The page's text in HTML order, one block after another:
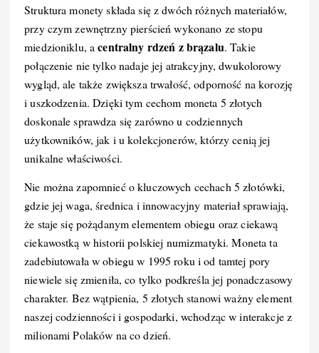
Struktura monety składa się z dwóch różnych materiałów,
przy czym zewnętrzny pierścień wykonano ze stopu
miedzioniklu, acentralny rdzeń z brązalu. Takie
połączenie nie tylko nadaje jej atrakcyjny, dwukolorowy
wygląd, ale także zwiększa trwałość, odporność na korozję
i uszkodzenia. Dzięki tym cechom moneta 5 złotych
doskonale sprawdza się zarówno u codziennych
użytkowników, jak i u kolekcjonerów, którzy cenią jej
unikalne właściwości.
Nie można zapomnieć o kluczowych cechach 5 złotówki,
gdzie jej waga, średnica i innowacyjny materiał sprawiają,
że staje się pożądanym elementem obiegu oraz ciekawą
ciekawostką w historii polskiej numizmatyki. Moneta ta
zadebiutowała w obiegu w 1995 roku i od tamtej pory
niewiele się zmieniła, co tylko podkreśla jej ponadczasowy
charakter. Bez wątpienia, 5 złotych stanowi ważny element
naszej codzienności i gospodarki, wchodząc w interakcje z
milionami Polaków na co dzień.